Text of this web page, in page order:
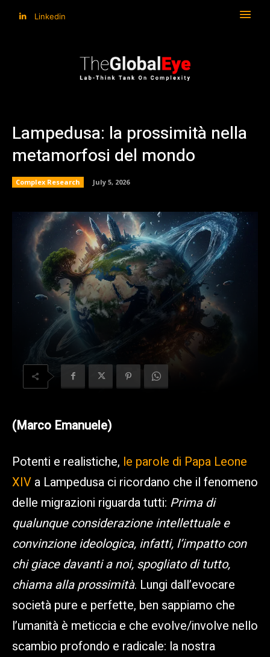
Linkedin
Lampedusa: la prossimità nella
metamorfosi del mondo
Complex Research July 5, 2026
(Marco Emanuele)
Potenti e realistiche, le parole di Papa Leone
XIV a Lampedusa ci ricordano che il fenomeno
delle migrazioni riguarda tutti: Prima di
qualunque considerazione intellettuale e
convinzione ideologica, infatti, l’impatto con
chi giace davanti a noi, spogliato di tutto,
chiama alla prossimità. Lungi dall’evocare
società pure e perfette, ben sappiamo che
l’umanità è meticcia e che evolve/involve nello
scambio profondo e radicale: la nostra